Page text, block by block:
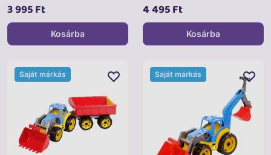
3 995 Ft
Kosárba
4 495 Ft
Kosárba
Saját márkás Saját márkás